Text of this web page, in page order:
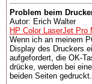
Problem beim
Autor: Erich Walter
HP Color LaserJet Pro
Wenn ich an meinem
Display des Druckers
aufgefordert, die OK-
drücke, werden bei
beiden Seiten